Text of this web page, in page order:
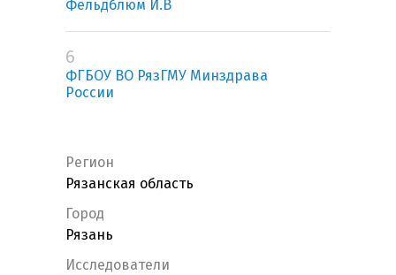
Фельдблюм И.В
6
ФГБОУ ВО РязГМУ Минздрава
России
Регион
Рязанская область
Город
Рязань
Исследователи